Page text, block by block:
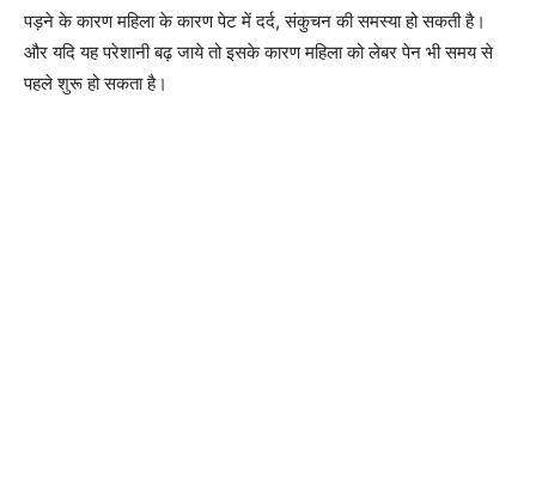
पड़ने के कारण महिला के कारण पेट में दर्द, संकुचन की समस्या हो सकती है।
और यदि यह परेशानी बढ़ जाये तो इसके कारण महिला को लेबर पेन भी समय से
पहले शुरू हो सकता है।